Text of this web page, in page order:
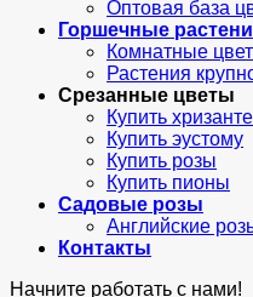
Оптовая база
Горшечные
Комнатные
Растения
Срезанные цветы
Купить
Купить эустому
Купить розы
Купить пионы
Садовые розы
Английские
Контакты
Начните работать с нами!